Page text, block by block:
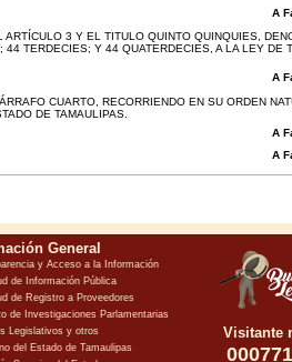
A
3 Y EL TITULO QUINTO QUINQUIES,
TERDECIES; Y 44 QUATERDECIES, A LA LEY DE
A
CUARTO, RECORRIENDO EN SU ORDEN
DE TAMAULIPAS.
A
A